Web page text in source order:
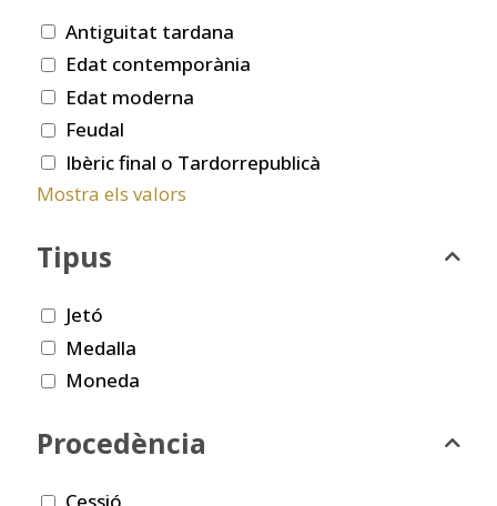
Antiguitat tardana
Edat contemporània
Edat moderna
Feudal
Ibèric final o Tardorrepublicà
Mostra els valors
Tipus
Jetó
Medalla
Moneda
Procedència